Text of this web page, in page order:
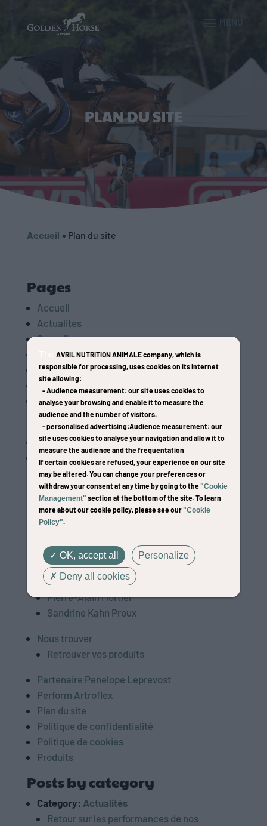
PLAN DU SITE
Accueil » Plan du site
Pages
Accueil
Actualités
Conseils
Contact
Gamme Perform
Gamme Repro Haras d’Elle
Golden Horse
Notre philosophie
Mentions légales
Nos partenaires
Aurélien Kahn
Cécile Miletto Mosti
Elevage de Bélhème
Emeric George
Le CIRALE
Mathieu Boisselier
Pénélope Leprévost
Pierre-Alain Mortier
Sandrine Kahn Proux
Nous trouver
Retrouver vos produits
Partenaire Penelope Leprevost
Perform Artroflex
Plan du site
Politique de confidentialité
Politique de cookies
Produits
Posts by category
Category: Actualités
Retour sur les performances de nos
AVRIL NUTRITION ANIMALE company, which is
responsible for processing, uses cookies on its Internet
site allowing:
- Audience measurement: our site uses cookies to
analyse your browsing and enable it to measure the
audience and the number of visitors.
-personalised advertising:Audience measurement: our
site uses cookies to analyse your navigation and allow it to
measure the audience and the frequentation
If certain cookies are refused, your experience on our site
may be altered. You can change your preferences or
withdraw your consent at any time by going to the "Cookie
Management" section at the bottom of the site. To learn
more about our cookie policy, please see our"Cookie
Policy".
OK, accept all Personalize
Deny all cookies